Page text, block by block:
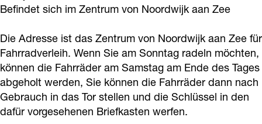
l
h
M
o
o
e
l
i
h
M
v
r
e
i
h
r
e
i
h
M
o
d
e
r
l
e
i
r
m
F
a
h
r
o
F
a
h
r
r
Befindet sich im Zentrum von Noordwijk aan Zee
Die Adresse ist das Zentrum von Noordwijk aan Zee für
Fahrradverleih. Wenn Sie am Sonntag radeln möchten,
können die Fahrräder am Samstag am Ende des Tages
abgeholt werden, Sie können die Fahrräder dann nach
Gebrauch in das Tor stellen und die Schlüssel in den
dafür vorgesehenen Briefkasten werfen.